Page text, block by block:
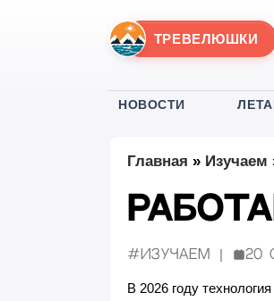
ТРЕВЕЛЮШКИ
НОВОСТИ
Главная » Изучаем
#Изучаем 20
В 2026 году